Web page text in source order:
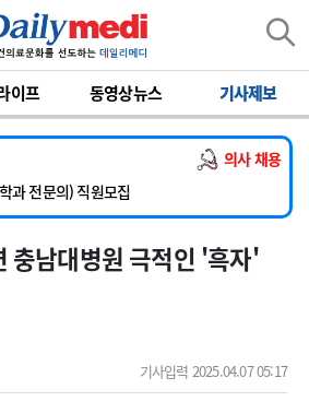
이프 동영상뉴스 기사제보
의사 채용
기 인턴 모집
의학과 임기제 임상의사 채용
년과(소아응급전담) 계약직 의사 공개채용
과 전문의) 직원모집
의(레지던트1년차) 모집
기 인턴 모집
충남대병원 극적인 '흑자'
기사입력 2025.04.07 05:17